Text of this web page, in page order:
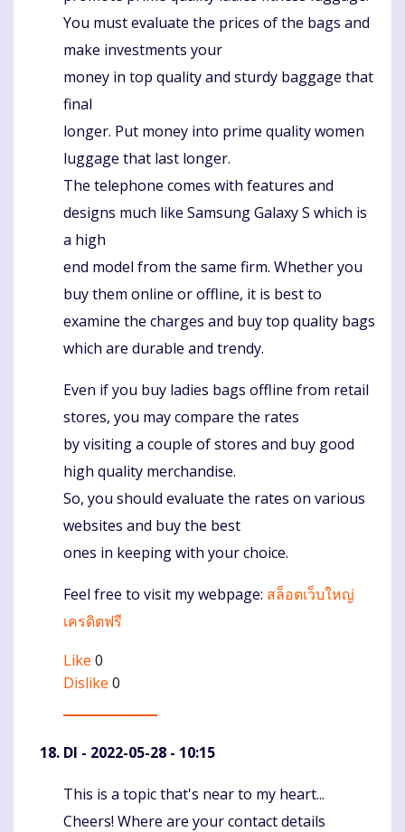
You must evaluate the prices of the bags and
make investments your
money in top quality and sturdy baggage that
final
longer. Put money into prime quality women
luggage that last longer.
The telephone comes with features and
designs much like Samsung Galaxy S which is
a high
end model from the same firm. Whether you
buy them online or offline, it is best to
examine the charges and buy top quality bags
which are durable and trendy.
Even if you buy ladies bags offline from retail
stores, you may compare the rates
by visiting a couple of stores and buy good
high quality merchandise.
So, you should evaluate the rates on various
websites and buy the best
ones in keeping with your choice.
Feel free to visit my webpage: สล็อตเว็บใหญ่
เครดิตฟรี
Like 0
Dislike 0
DI - 2022-05-28 - 10:15
Komentaras
This is a topic that's near to my heart...
Cheers! Where are your contact details